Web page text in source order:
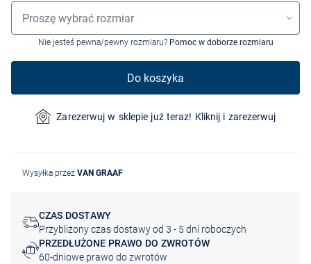
Wybór rozmiaru
Proszę wybrać rozmiar
Nie jesteś pewna/pewny rozmiaru? Pomoc w doborze rozmiaru
Do koszyka
Zarezerwuj w sklepie już teraz! Kliknij i zarezerwuj
Wysyłka przez VAN GRAAF
CZAS DOSTAWY
Przybliżony czas dostawy od 3 - 5 dni roboczych
PRZEDŁUŻONE PRAWO DO ZWROTÓW
60-dniowe prawo do zwrotów